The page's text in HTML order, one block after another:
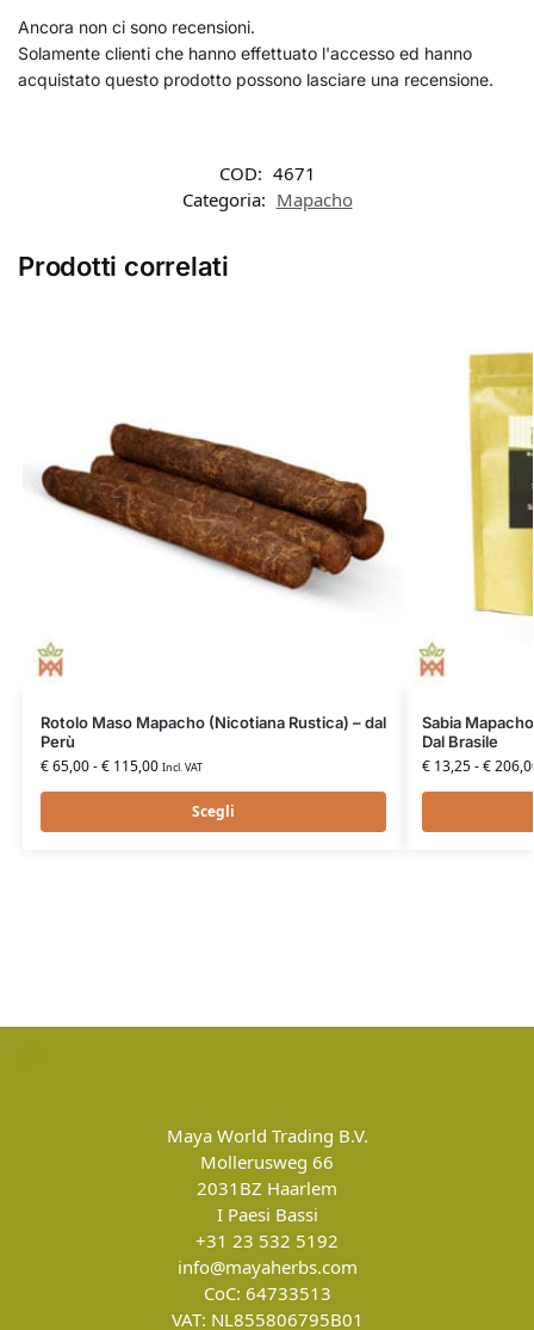
Ancora non ci sono recensioni.
Solamente clienti che hanno effettuato l'accesso ed hanno
acquistato questo prodotto possono lasciare una recensione.
COD: 4671
Categoria: Mapacho
Prodotti correlati
Rotolo Maso Mapacho (Nicotiana Rustica) – dal
Perù
€65,00-€115,00 Incl. VAT
Scegli
Sabia
Dal Brasile
€13,25-€
Maya World Trading B.V.
Mollerusweg 66
2031BZ Haarlem
I Paesi Bassi
+31 23 532 5192
info@mayaherbs.com
CoC: 64733513
VAT: NL855806795B01